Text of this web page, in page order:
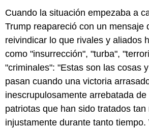
Cuando la situación empezaba a
Trump reapareció con un mensaje
reivindicar lo que rivales y aliados
como "insurrección", "turba",
"criminales": "Estas son las cosas
pasan cuando una victoria
inescrupulosamente arrebatada
patriotas que han sido tratados tan
injustamente durante tanto tiempo.